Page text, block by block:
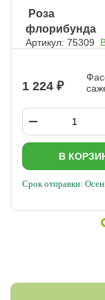
ㅤ Роза
флорибунда
Стромболи
Артикул: 75309
1 224
В
Срок отправки: